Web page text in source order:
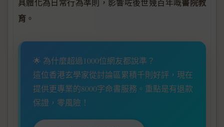
具體化為日常行為準則，影響咗後世幾百年嘅
育 。
🌟 為什麼超過1000位網友都說準？
這位香港玄學家從討論區累積千則好評，現在
提供更專業的8000字命書服務。重點是有退款
保證，零風險！